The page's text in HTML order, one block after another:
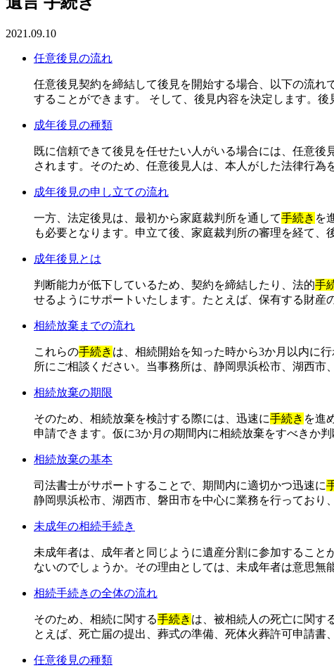
2021.09.10
任意後見の流れ
任意後見契約を締結して後見を開始する場合、以下の流れ
することができます。 そして、後見内容を決定します。
成年後見の種類
既に信頼できて後見を任せたい人がいる場合には、任意後
されます。そのため、任意後見人は、本人がした法律行
成年後見の申し立ての流れ
一方、法定後見は、最初から家庭裁判所を通して手続き を
も必要となります。申立て後、家庭裁判所の審理を経て
成年後見とは
判断能力が低下しているため、契約を締結したり、法的手
せるようにサポートいたします。たとえば、保有する財
相続放棄までの流れ
これらの手続き は、相続開始を知った時から3か月以内に
所にご相談ください。当事務所は、静岡県浜松市、湖西市
相続放棄の期限
そのため、相続放棄を検討する際には、迅速に手続き を進
申請できます。仮に3か月の期間内に相続放棄をすべきか
相続放棄の基本
司法書士がサポートすることで、期間内に適切かつ迅速に
静岡県浜松市、湖西市、磐田市を中心に業務を行っており
未成年の相続手続き
未成年者は、成年者と同じように遺産分割に参加すること
ないのでしょうか。その理由としては、未成年者は意思
相続手続きの全体の流れ
そのため、相続に関する手続き は、被相続人の死亡に関す
とえば、死亡届の提出、葬式の準備、死体火葬許可申請書
任意後見の種類